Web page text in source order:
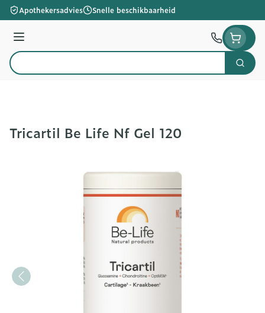
Ga naar de inhoud
Apothekersadvies Snelle beschikbaarheid
Menu
Product, merk, categorie...
Zoek
Tricartil Be Life Nf Gel 120